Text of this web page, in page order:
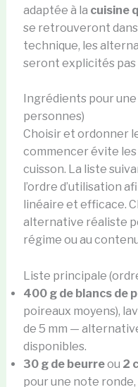
adaptée à la cuisine
se retrouveront
technique, les
seront explicités pas
Ingrédients pour
personnes)
Choisir et ordonner
commencer évite
cuisson. La liste
l’ordre d’utilisation
linéaire et efficace.
alternative réaliste
régime ou au
Liste principale
400 g de blancs de
poireaux moyens),
de 5 mm —
disponibles.
30 g de beurreou 2
pour une note ronde,